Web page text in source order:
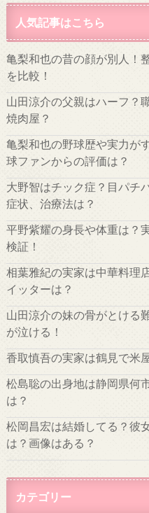
人気記事はこちら
亀梨和也の昔の顔が別人！
を比較！
山田涼介の父親はハーフ？
焼肉屋？
亀梨和也の野球歴や実力が
球ファンからの評価は？
大野智はチック症？目パチ
症状、治療法は？
平野紫耀の身長や体重は？
検証！
相葉雅紀の実家は中華料理
イッターは？
山田涼介の妹の骨がとける
が泣ける！
香取慎吾の実家は鶴見で米
松島聡の出身地は静岡県何
は？
松岡昌宏は結婚してる？彼
は？画像はある？
カテゴリー